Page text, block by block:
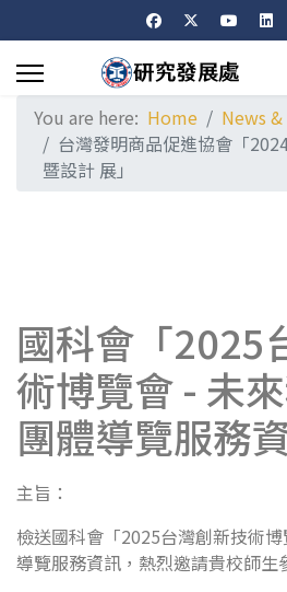
You are here: Home
News
台灣發明商品促進協會「
暨設計 展」
國科會「2025
術博覽會 - 未來
團體導覽服務
主旨：
檢送國科會「2025台灣創新技術
導覽服務資訊，熱烈邀請貴校師生